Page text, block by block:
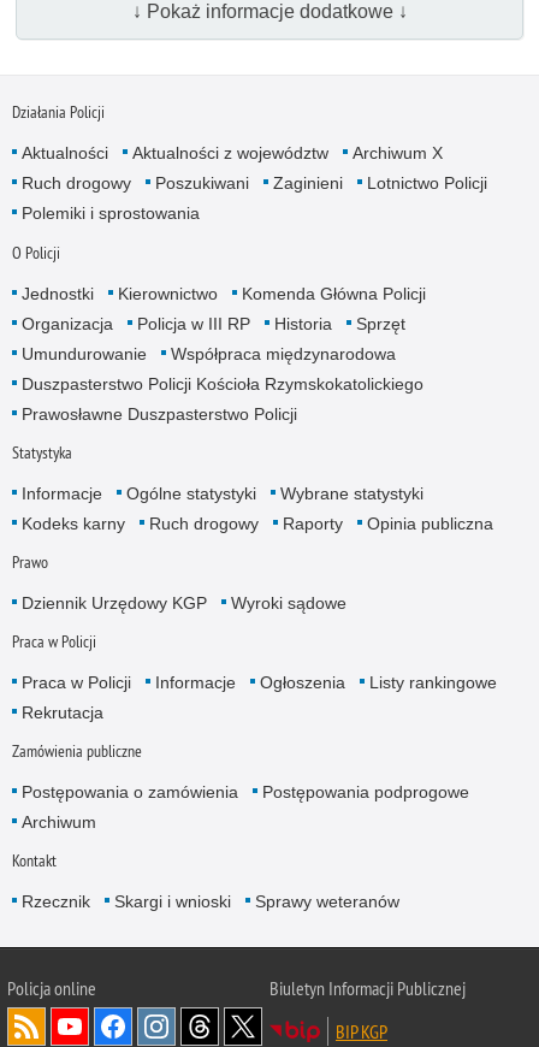
↓ Pokaż informacje dodatkowe ↓
Działania Policji
Aktualności Aktualności z województw
Archiwum X
Ruch drogowy
Poszukiwani Zaginieni
Lotnictwo Policji
Polemiki i sprostowania
O Policji
Jednostki Kierownictwo
Komenda Główna Policji
Organizacja
Policja w III RP Historia
Sprzęt
Umundurowanie
Współpraca międzynarodowa
Duszpasterstwo Policji Kościoła Rzymskokatolickiego
Prawosławne Duszpasterstwo Policji
Statystyka
Informacje Ogólne statystyki
Wybrane statystyki
Kodeks karny
Ruch drogowy Raporty Opinia publiczna
Prawo
Dziennik Urzędowy KGP Wyroki sądowe
Praca w Policji
Praca w Policji Informacje Ogłoszenia
Listy rankingowe
Rekrutacja
Zamówienia publiczne
Postępowania o zamówienia
Postępowania podprogowe
Archiwum
Kontakt
Rzecznik Skargi i wnioski Sprawy weteranów
Policjaonline
Biuletyn Informacji Publicznej
BIP KGP